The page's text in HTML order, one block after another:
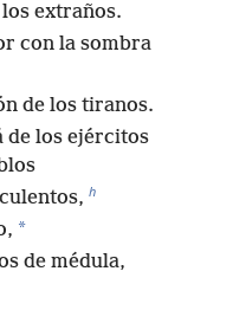
extraños.
con la sombra
de los tiranos.
de los ejércitos
h
*
de médula,